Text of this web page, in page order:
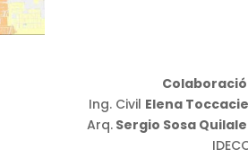
Ing. Civil Elena
Arq. Sergio Sosa